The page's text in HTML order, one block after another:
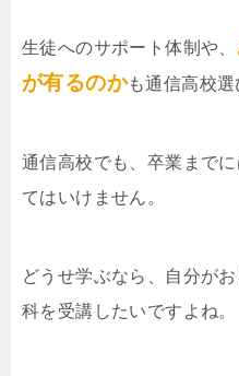
生徒へのサポート体制や、
が有るのかも通信高校選
通信高校でも、卒業まで
てはいけません。
どうせ学ぶなら、自分が
科を受講したいですよね。